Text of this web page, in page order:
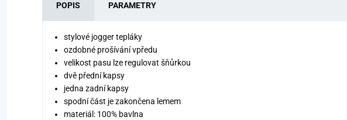
POPIS PARAMETRY
stylové jogger tepláky
ozdobné prošívání vpředu
velikost pasu lze regulovat šňůrkou
dvě přední kapsy
jedna zadní kapsy
spodní část je zakončena lemem
materiál: 100% bavlna